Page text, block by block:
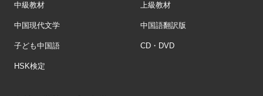
中級教材 上級教材
中国現代文学 中国語翻訳版
子ども中国語 CD・DVD
HSK検定